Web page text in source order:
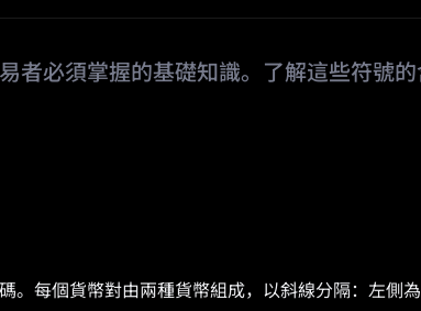
者必須掌握的基礎知識。了解這些符號
。每個貨幣對由兩種貨幣組成，以斜線分隔：左側